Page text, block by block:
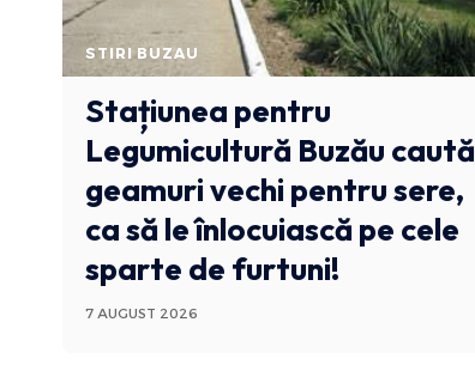
STIRI BUZAU
Stațiunea pentru
Legumicultură Buzău caută
geamuri vechi pentru sere,
ca să le înlocuiască pe cele
sparte de furtuni!
7 AUGUST 2026